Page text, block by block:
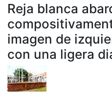
Reja blanca
imagen de
con una ligera